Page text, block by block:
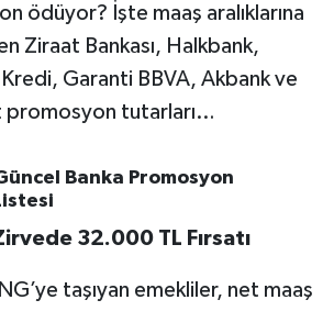
ödüyor? İşte maaş aralıklarına
Ziraat Bankası, Halkbank,
Kredi, Garanti BBVA, Akbank ve
promosyon tutarları…
Banka Promosyon
32.000 TL Fırsatı
taşıyan emekliler, net maaş